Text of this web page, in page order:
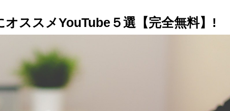
オススメYouTube５選【完全無料】!